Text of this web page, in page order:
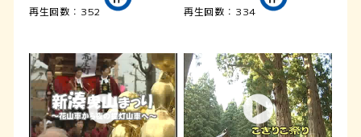
再生回数：352 再生回数：334